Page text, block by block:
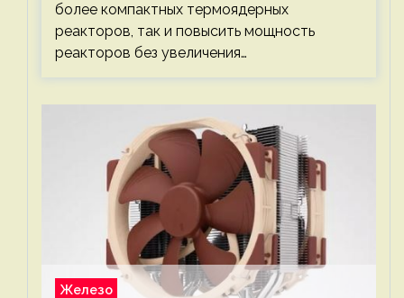
более компактных термоядерных
реакторов, так и повысить мощность
реакторов без увеличения…
Железо